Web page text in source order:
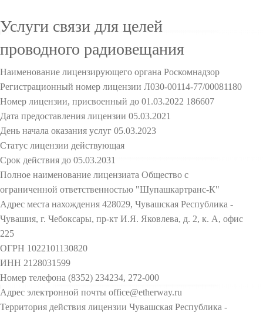
Услуги связи для целей
проводного радиовещания
Наименование лицензирующего органа Роскомнадзор
Регистрационный номер лицензии Л030-00114-77/00081180
Номер лицензии, присвоенный до 01.03.2022 186607
Дата предоставления лицензии 05.03.2021
День начала оказания услуг 05.03.2023
Статус лицензии действующая
Срок действия до 05.03.2031
Полное наименование лицензиата Общество с
ограниченной ответственностью "Шупашкартранс-К"
Адрес места нахождения 428029, Чувашская Республика -
Чувашия, г. Чебоксары, пр-кт И.Я. Яковлева, д. 2, к. А, офис
225
ОГРН 1022101130820
ИНН 2128031599
Номер телефона (8352) 234234, 272-000
Адрес электронной почты office@etherway.ru
Территория действия лицензии Чувашская Республика -